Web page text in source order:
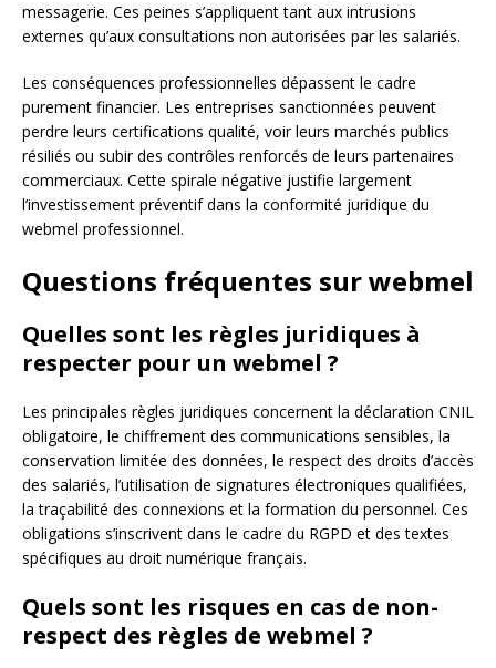
messagerie. Ces peines s’appliquent tant aux intrusions
externes qu’aux consultations non autorisées par les salariés.
Les conséquences professionnelles dépassent le cadre
purement financier. Les entreprises sanctionnées peuvent
perdre leurs certifications qualité, voir leurs marchés publics
résiliés ou subir des contrôles renforcés de leurs partenaires
commerciaux. Cette spirale négative justifie largement
l’investissement préventif dans la conformité juridique du
webmel professionnel.
Questions fréquentes sur webmel
Quelles sont les règles juridiques à
respecter pour un webmel ?
Les principales règles juridiques concernent la déclaration CNIL
obligatoire, le chiffrement des communications sensibles, la
conservation limitée des données, le respect des droits d’accès
des salariés, l’utilisation de signatures électroniques qualifiées,
la traçabilité des connexions et la formation du personnel. Ces
obligations s’inscrivent dans le cadre du RGPD et des textes
spécifiques au droit numérique français.
Quels sont les risques en cas de non-
respect des règles de webmel ?